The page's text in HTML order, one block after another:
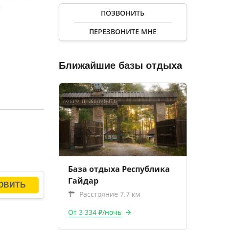
ПОЗВОНИТЬ
ПЕРЕЗВОНИТЕ МНЕ
Ближайшие базы отдыха
База отдыха Республика
Гайдар
Расстояние 7.7 км
От 3 334 ₽/ночь